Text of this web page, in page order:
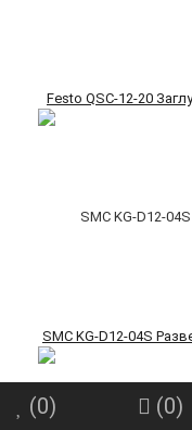
Festo QSC-12-20
SMC KG-D12-04S
(0) (0)